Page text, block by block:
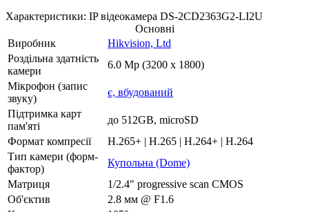
Характеристики: IP відеокамера DS-2CD2363G2-LI2U
Основні
Виробник
Hikvision, Ltd
Роздільна здатність
камери
6.0 Mp (3200 x 1800)
Мікрофон (запис
звуку)
є, вбудований
Підтримка карт
пам'яті
до 512GB, microSD
Формат компресії
H.265+ | H.265 | H.264+ | H.264
Тип камери (форм-
фактор)
Купольна (Dome)
Матриця
1/2.4" progressive scan CMOS
Об'єктив
2.8 мм @ F1.6